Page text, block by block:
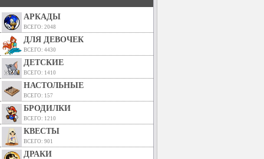
АРКАДЫ
ВСЕГО: 2048
ДЛЯ ДЕВОЧЕК
ВСЕГО: 4430
ДЕТСКИЕ
ВСЕГО: 1410
НАСТОЛЬНЫЕ
ВСЕГО: 157
БРОДИЛКИ
ВСЕГО: 1210
КВЕСТЫ
ВСЕГО: 901
ДРАКИ